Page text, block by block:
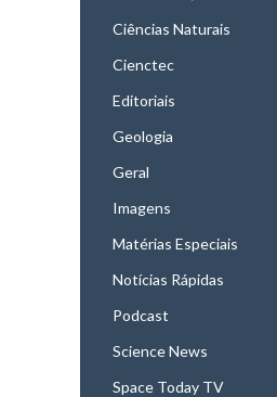
Ciências Naturais
Cienctec
Editoriais
Geologia
Geral
Imagens
Matérias Especiais
Notícias Rápidas
Podcast
Science News
Space Today TV